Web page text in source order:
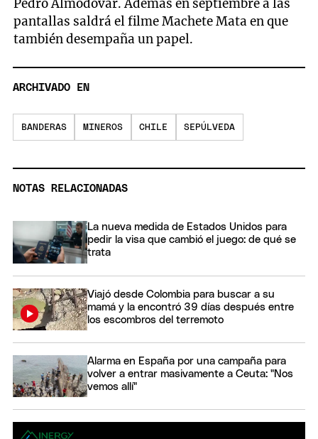
Pedro Almodóvar. Además en septiembre a las
pantallas saldrá el filme Machete Mata en que
también desempaña un papel.
ARCHIVADO EN
BANDERAS MINEROS CHILE SEPÚLVEDA
NOTAS RELACIONADAS
La nueva medida de Estados Unidos para
pedir la visa que cambió el juego: de qué se
trata
Viajó desde Colombia para buscar a su
mamá y la encontró 39 días después entre
los escombros del terremoto
Alarma en España por una campaña para
volver a entrar masivamente a Ceuta: "Nos
vemos allí"